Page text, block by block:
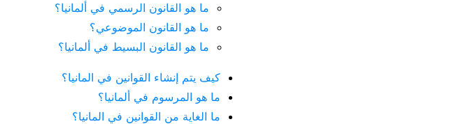
ما هو القانون الرسمي في ألمانيا؟
ما هو القانون الموضوعي؟
ما هو القانون البسيط في ألمانيا؟
كيف يتم إنشاء القوانين في المانيا؟
ما هو المرسوم في ألمانيا؟
ما الغاية من القوانين في المانيا؟